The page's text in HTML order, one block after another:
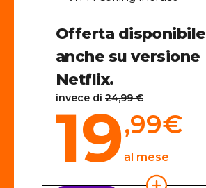
Offerta disponibile
anche su versione
Netflix.
invece di 24,99 €
19,99€
al mese